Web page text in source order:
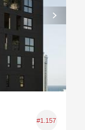
#1.157